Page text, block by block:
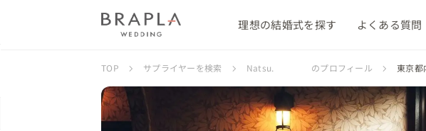
理想の結婚式を探す よくある質問
TOP サプライヤーを検索 Natsu. のプロフィール 東京都